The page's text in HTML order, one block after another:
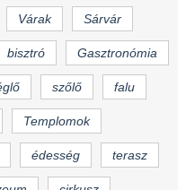
Várak Sárvár
bisztró Gasztronómia
szőlő falu
Templomok
édesség terasz